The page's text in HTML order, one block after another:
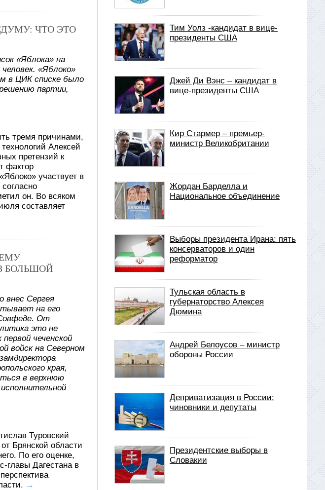
ЧТО ЭТО
«Яблока» на
«Яблоко»
в ЦИК списке было
партии,
тремя причинами,
Алексей
претензий к
фактор
участвует в
он. Во всяком
составляет
БОЛЬШОЙ
внес Сергея
на его
От
это не
чеченской
войск на Северном
края,
в верхнюю
Туровский
Брянской области
По его оценке,
главы Дагестана в
→
Тим Уолз -кандидат в вице-
президенты США
Джей Ди Вэнс – кандидат в
вице-президенты США
Кир Стармер – премьер-
министр Великобритании
Жордан Барделла и
Национальное объединение
Выборы президента Ирана: пять
консерваторов и один
реформатор
Тульская область в
губернаторство Алексея
Дюмина
Андрей Белоусов – министр
обороны России
Деприватизация в России:
чиновники и депутаты
Президентские выборы в
Словакии